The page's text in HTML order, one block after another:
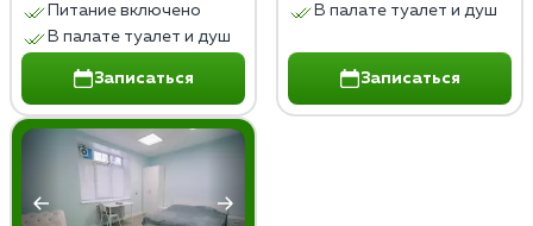
Питание включено
В палате туалет и душ
Записаться
В палате туалет и душ
Записаться